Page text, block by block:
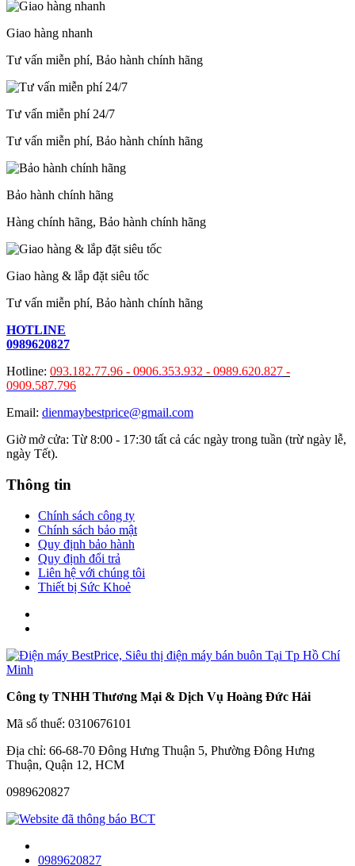
Giao hàng nhanh
Tư vấn miễn phí, Bảo hành chính hãng
Tư vấn miễn phí 24/7
Tư vấn miễn phí, Bảo hành chính hãng
Bảo hành chính hãng
Hàng chính hãng, Bảo hành chính hãng
Giao hàng & lắp đặt siêu tốc
Tư vấn miễn phí, Bảo hành chính hãng
HOTLINE
0989620827
Hotline: 093.182.77.96 - 0906.353.932 - 0989.620.827 -
0909.587.796
Email: dienmaybestprice@gmail.com
Giờ mở cửa: Từ 8:00 - 17:30 tất cả các ngày trong tuần (trừ ngày lễ,
ngày Tết).
Thông tin
Chính sách công ty
Chính sách bảo mật
Quy định bảo hành
Quy định đổi trả
Liên hệ với chúng tôi
Thiết bị Sức Khoẻ
Công ty TNHH Thương Mại & Dịch Vụ Hoàng Đức Hải
Mã số thuế: 0310676101
Địa chỉ: 66-68-70 Đông Hưng Thuận 5, Phường Đông Hưng
Thuận, Quận 12, HCM
0989620827
0989620827